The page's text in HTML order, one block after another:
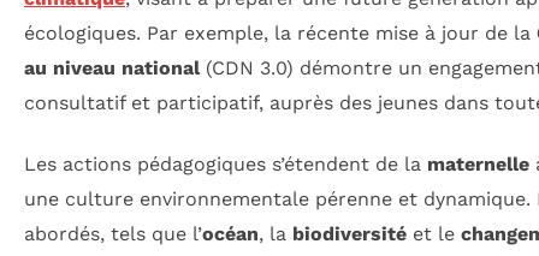
écologiques. Par exemple, la récente mise à jour de la
au niveau national(CDN 3.0) démontre un
consultatif et participatif, auprès des jeunes dans
Les actions pédagogiques s’étendent de la maternelle
une culture environnementale pérenne et dynamique.
abordés, tels que l’océan, la biodiversité et le